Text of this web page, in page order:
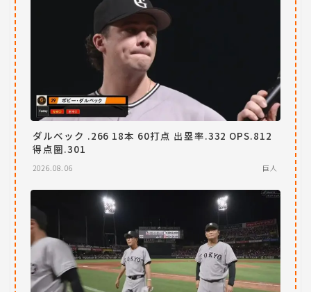
ダルベック .266 18本 60打点 出塁率.332 OPS.812
得点圏.301
2026.08.06 巨人